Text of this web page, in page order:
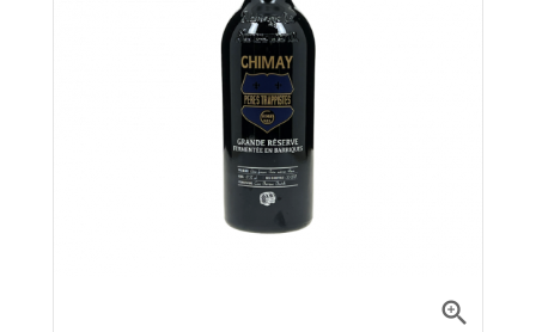
Nos Bières
Nos Fûts De Bière
Nos Spiritueux
Nos Boxes
